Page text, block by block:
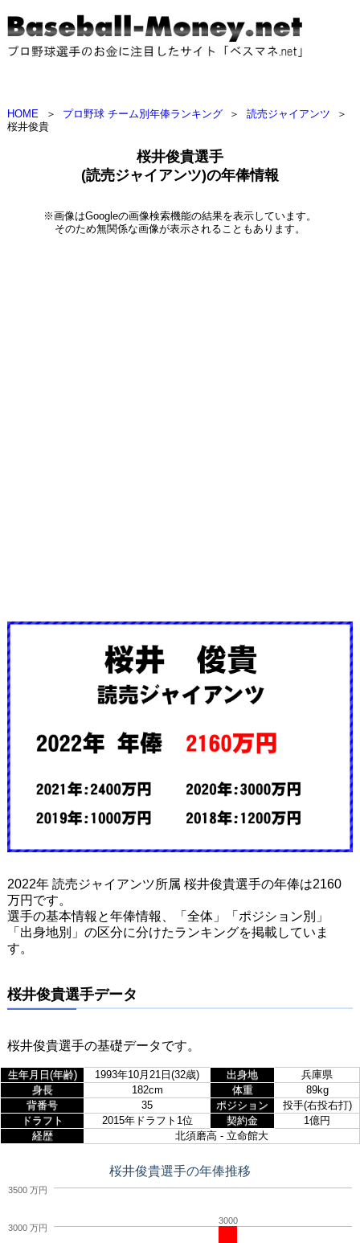
HOME ＞ プロ野球 チーム別年俸ランキング ＞ 読売ジャイアンツ
＞
桜井俊貴
桜井俊貴選手
(読売ジャイアンツ)の年俸情報
※画像はGoogleの画像検索機能の結果を表示しています。
そのため無関係な画像が表示されることもあります。
2022年 読売ジャイアンツ所属 桜井俊貴選手の年俸は2160
万円です。
選手の基本情報と年俸情報、「全体」「ポジション別」
「出身地別」の区分に分けたランキングを掲載していま
す。
桜井俊貴選手データ
桜井俊貴選手の基礎データです。
生年月日(年齢) 1993年10月21日(32歳) 出身地
兵庫県
身長
182cm 体重
89kg
背番号
35 ポジション
投手(右投右打)
ドラフト
2015年ドラフト1位 契約金
1億円
経歴
北須磨高 - 立命館大
桜井俊貴選手の年俸推移
3000
3000 万円
3500 万円